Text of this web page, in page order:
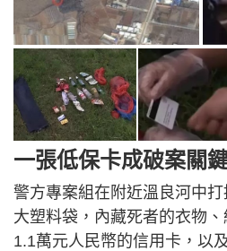
一張低保卡成破案關
警方專案組在附近溫良河中
大塑料袋，內藏死者的衣物
1.1萬元人民幣的信用卡，以